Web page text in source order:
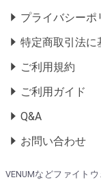
プライバシーポ
特定商取引法に
ご利用規約
ご利用ガイド
Q&A
お問い合わせ
VENUMなどファイト